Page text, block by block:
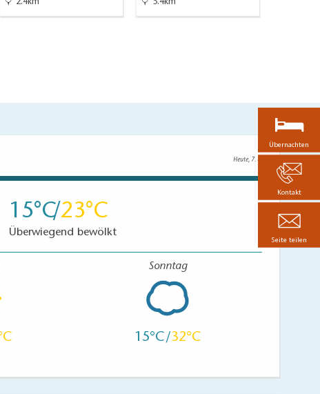
2.4km
3.4km
Heute, 7. 8.
15 23
Überwiegend bewölkt
Sonntag
15 32
Übernachten
Kontakt
Seite teilen